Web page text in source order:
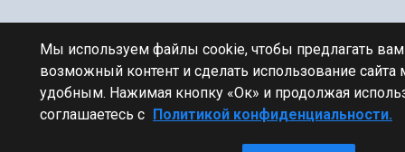
Мы используем файлы cookie, чтобы предлагать
возможный контент и сделать использование сайта
удобным. Нажимая кнопку «Ок» и продолжая
соглашаетесь с Политикой конфиденциальности.